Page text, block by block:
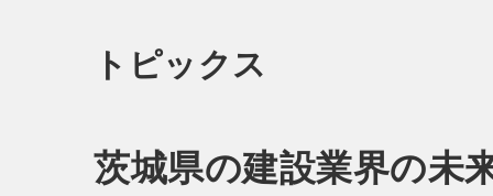
トピックス
茨城県の建設業界の未